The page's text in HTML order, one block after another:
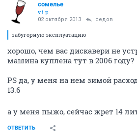
сомелье
v.i.p.
02 октября 2013 седов
забугорную эксплуатацию
хорошо, чем вас дискавери не
машина куплена тут в 2006 году?
PS да, у меня на нем зимой
13.6
а у меня пыжо, сейчас жрет 14
ОТВЕТИТЬ